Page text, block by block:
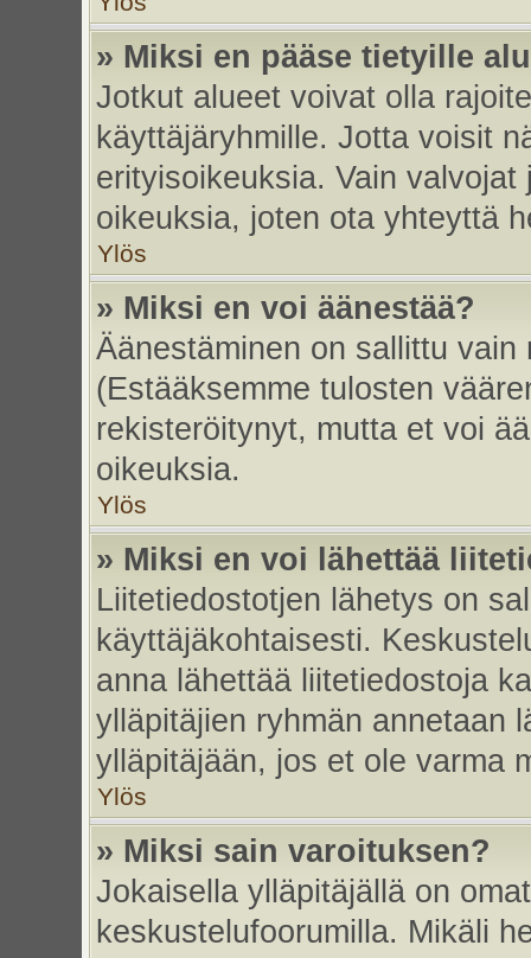
» Miksi en pääse tietyille
Jotkut alueet voivat olla
käyttäjäryhmille. Jotta voisit
erityisoikeuksia. Vain
oikeuksia, joten ota yhteyttä
Ylös
» Miksi en voi äänestää?
Äänestäminen on sallittu
(Estääksemme tulosten
rekisteröitynyt, mutta et voi
oikeuksia.
Ylös
» Miksi en voi lähettää
Liitetiedostotjen lähetys on
käyttäjäkohtaisesti.
anna lähettää liitetiedostoja
ylläpitäjien ryhmän annetaan
ylläpitäjään, jos et ole varma
Ylös
» Miksi sain varoituksen?
Jokaisella ylläpitäjällä on
keskustelufoorumilla. Mikäli